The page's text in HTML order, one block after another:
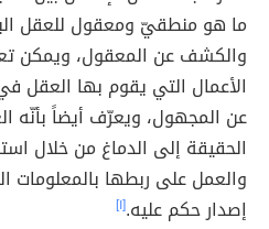
ما هو منطقيّ ومعقول للعقل
والكشف عن المعقول، ويمكن
الأعمال التي يقوم بها
عن المجهول، ويعرّف أيضاً بأنّه
الحقيقة إلى الدماغ من خلال
والعمل على ربطها بالمعلومات
إصدار حكم عليه.[١]